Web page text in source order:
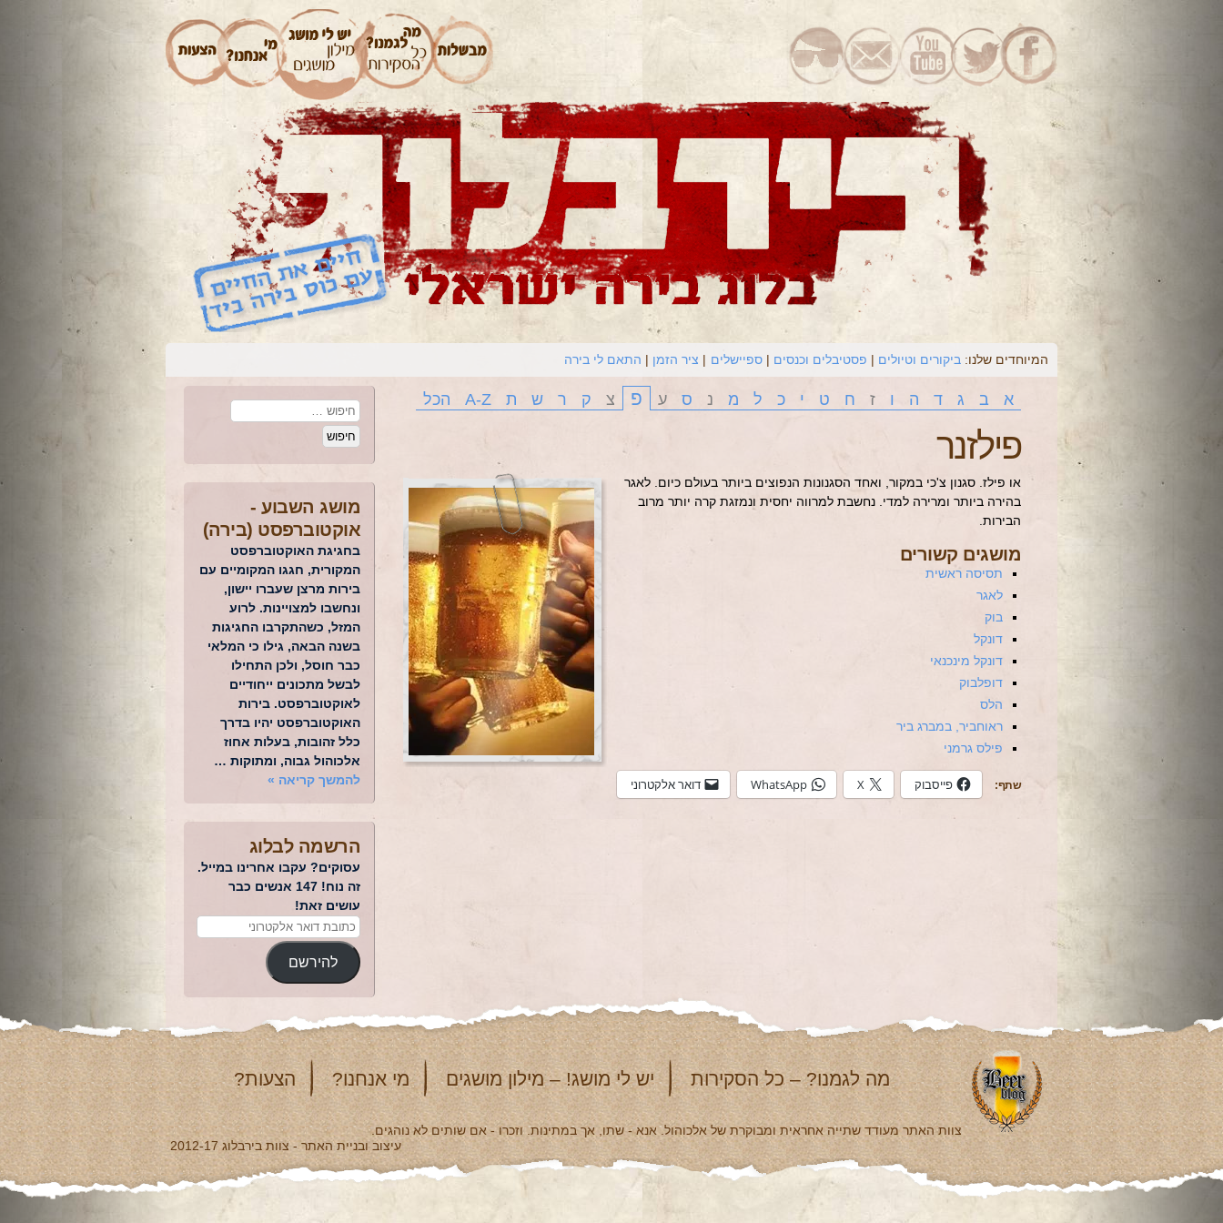
המיוחדים שלנו: ביקורים וטיולים פסטיבלים וכנסים ספיישלים ציר הזמן התאם לי בירה
א ב ג ד ה ו ז ח ט י כ ל מ נ ס ע פ צ ק ר ש ת A-Z הכל
פילזנר
או פילז. סגנון צ'כי במקור, ואחד הסגנונות הנפוצים ביותר בעולם כיום. לאגר
בהירה ביותר ומרירה למדי. נחשבת למרווה יחסית ונמזגת קרה יותר מרוב
הבירות.
מושגים קשורים
תסיסה ראשית
לאגר
בוק
דונקל
דונקל מינכנאי
דופלבוק
הלס
ראוחביר, במברג ביר
פילס גרמני
שתף: פייסבוק X
WhatsApp דואר אלקטרוני
מושג השבוע -
אוקטוברפסט (בירה)
בחגיגת האוקטוברפסט
המקורית, חגגו המקומיים עם
בירות מרצן שעברו יישון,
ונחשבו למצויינות. לרוע
המזל, כשהתקרבו החגיגות
בשנה הבאה, גילו כי המלאי
כבר חוסל, ולכן התחילו
לבשל מתכונים ייחודיים
לאוקטוברפסט. בירות
האוקטוברפסט יהיו בדרך
כלל זהובות, בעלות אחוז
אלכוהול גבוה, ומתוקות …
להמשך קריאה »
הרשמה לבלוג
עסוקים? עקבו אחרינו במייל.
זה נוח! 147 אנשים כבר
עושים זאת!
להירשם
מה לגמנו? – כל הסקירות יש לי מושג! – מילון מושגים מי אנחנו? הצעות?
צוות האתר מעודד שתייה אחראית ומבוקרת של אלכוהול. אנא - שתו, אך במתינות. וזכרו - אם שותים לא נוהגים.
עיצוב ובניית האתר - צוות בירבלוג 2012-17